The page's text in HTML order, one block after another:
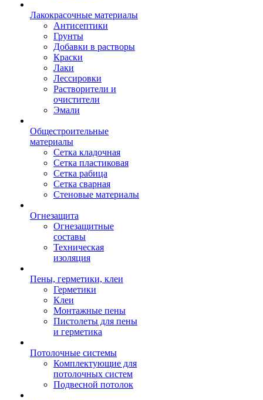
Лакокрасочные материалы
Антисептики
Грунты
Добавки в растворы
Краски
Лаки
Лессировки
Растворители и
очистители
Эмали
Общестроительные
материалы
Сетка кладочная
Сетка пластиковая
Сетка рабица
Сетка сварная
Стеновые материалы
Огнезащита
Огнезащитные
составы
Техническая
изоляция
Пены, герметики, клеи
Герметики
Клеи
Монтажные пены
Пистолеты для пены
и герметика
Потолочные системы
Комплектующие для
потолочных систем
Подвесной потолок